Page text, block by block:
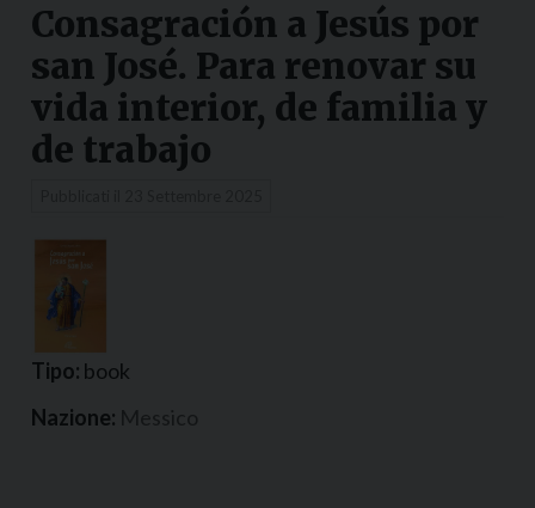
Consagración a Jesús por
san José. Para renovar su
vida interior, de familia y
de trabajo
Tipo: book
Nazione: